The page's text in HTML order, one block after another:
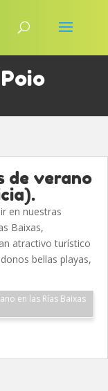
de verano
en nuestras
Baixas,
atractivo turístico
bellas playas,
en las Rías Baixas